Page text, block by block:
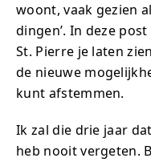
woont, vaak gezien
dingen’. In deze
St. Pierre je laten
de nieuwe
kunt afstemmen.
Ik zal die drie jaar
heb nooit vergeten.